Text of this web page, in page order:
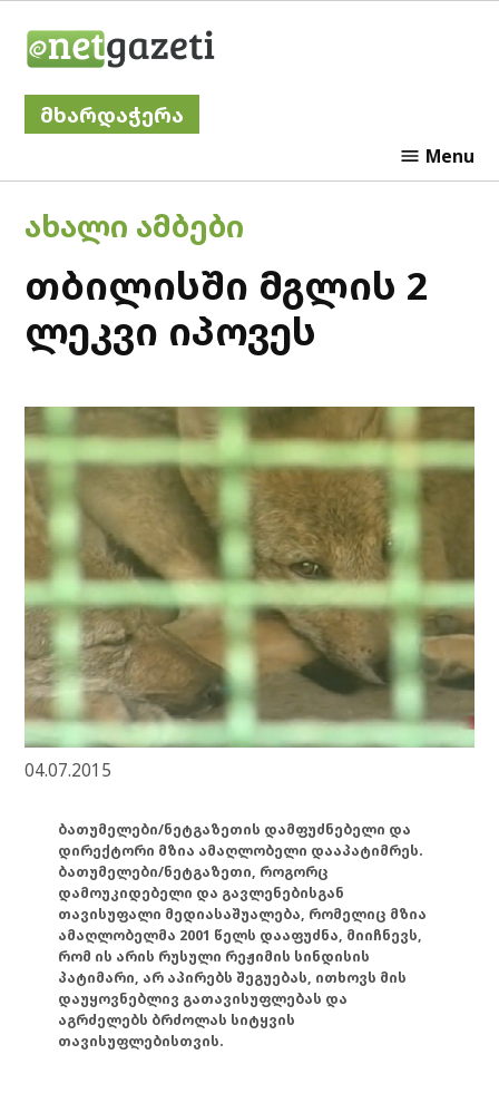
მხარდაჭერა
Menu
POSTED
ᲐᲮᲐᲚᲘ ᲐᲛᲑᲔᲑᲘ
თბილისში მგლის 2
ლეკვი იპოვეს
04.07.2015
ბათუმელები/ნეტგაზეთის დამფუძნებელი და
დირექტორი მზია ამაღლობელი დააპატიმრეს.
ბათუმელები/ნეტგაზეთი, როგორც
დამოუკიდებელი და გავლენებისგან
თავისუფალი მედიასაშუალება, რომელიც მზია
ამაღლობელმა 2001 წელს დააფუძნა, მიიჩნევს,
რომ ის არის რუსული რეჟიმის სინდისის
პატიმარი, არ აპირებს შეგუებას, ითხოვს მის
დაუყოვნებლივ გათავისუფლებას და
აგრძელებს ბრძოლას სიტყვის
თავისუფლებისთვის.